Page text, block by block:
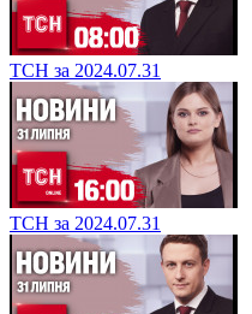
ТСН за 2024.07.31
ТСН за 2024.07.31